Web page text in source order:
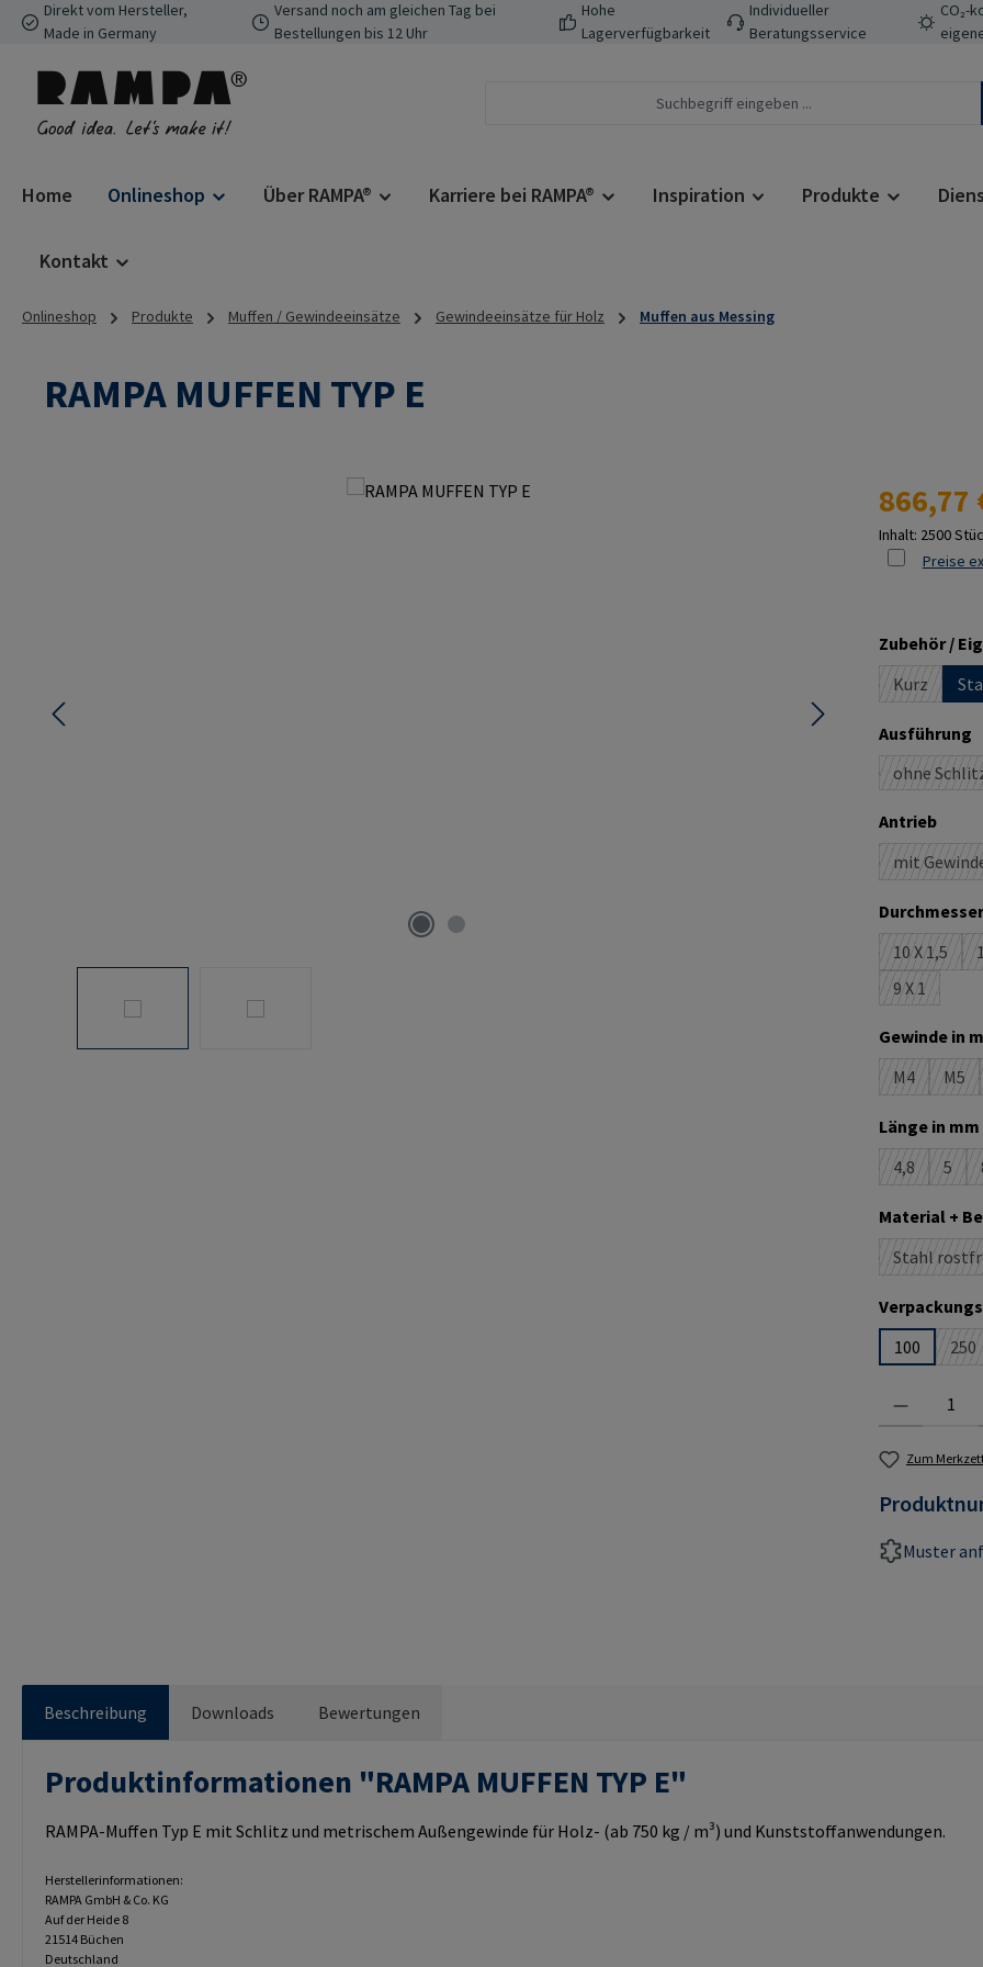
Hauptinhalt springen
Zur Suche springen
Zur Hauptnavigation springen
Direkt vom Hersteller,
Made in Germany
Versand noch am gleichen Tag bei
Bestellungen bis 12 Uhr
Hohe
Lagerverfügbarkeit
Individueller
Beratungsservice
CO₂-
Home Onlineshop Über RAMPA® Karriere bei RAMPA® Inspiration Produkte
Kontakt
Onlineshop Produkte Muffen / Gewindeeinsätze Gewindeeinsätze für Holz Muffen aus Messing
RAMPA MUFFEN TYP E
Regulärer
866,77
Inhalt: 2500
Preise
Zubehör /
Kurz
(Diese
Ausführung
ohne
Antrieb
mit
10 X 1,5
(Diese
9 X 1
(Diese
Gewinde in
M4
(Diese
M5
Länge in mm
4,8
(Diese
5
Material +
Stahl
100
250
Zum
Muster
Beschreibung Downloads Bewertungen
Produktinformationen "RAMPA MUFFEN TYP E"
RAMPA-Muffen Typ E mit Schlitz und metrischem Außengewinde für Holz- (ab 750 kg / m³) und Kunststoffanwendungen.
Herstellerinformationen:
RAMPA GmbH & Co. KG
Auf der Heide 8
21514 Büchen
Deutschland